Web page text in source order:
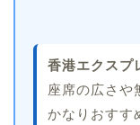
香港エクスプ
座席の広さや
かなりおすす